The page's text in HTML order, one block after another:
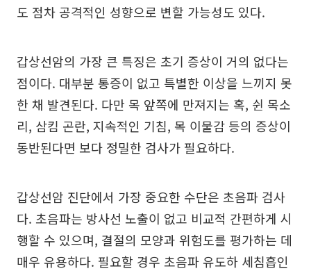
도 점차 공격적인 성향으로 변할 가능성도 있다.
갑상선암의 가장 큰 특징은 초기 증상이 거의 없다는
점이다. 대부분 통증이 없고 특별한 이상을 느끼지 못
한 채 발견된다. 다만 목 앞쪽에 만져지는 혹, 쉰 목소
리, 삼킴 곤란, 지속적인 기침, 목 이물감 등의 증상이
동반된다면 보다 정밀한 검사가 필요하다.
갑상선암 진단에서 가장 중요한 수단은 초음파 검사
다. 초음파는 방사선 노출이 없고 비교적 간편하게 시
행할 수 있으며, 결절의 모양과 위험도를 평가하는 데
매우 유용하다. 필요할 경우 초음파 유도하 세침흡인